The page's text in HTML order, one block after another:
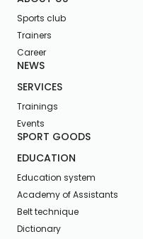
Sports club
Trainers
Career
NEWS
SERVICES
Trainings
Events
SPORT GOODS
EDUCATION
Education system
Academy of Assistants
Belt technique
Dictionary